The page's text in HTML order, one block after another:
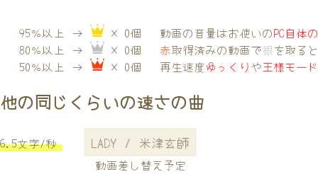
95％以上 →
× 0個
80％以上 →
× 0個
50％以上 →
× 0個
動画の音量はお使いのPC自体
赤取得済みの動画で銀を取る
再生速度ゆっくりや王様モー
他の同じくらいの速さの曲
6.5文字/秒 LADY / 米津玄師
動画差し替え予定